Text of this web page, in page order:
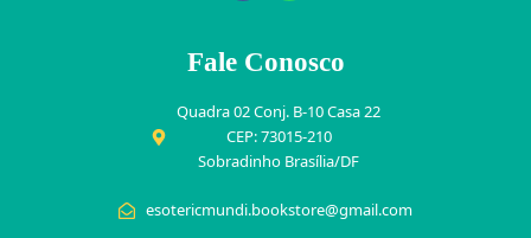
Fale Conosco
Quadra 02 Conj. B-10 Casa 22
CEP: 73015-210
Sobradinho Brasília/DF
esotericmundi.bookstore@gmail.com